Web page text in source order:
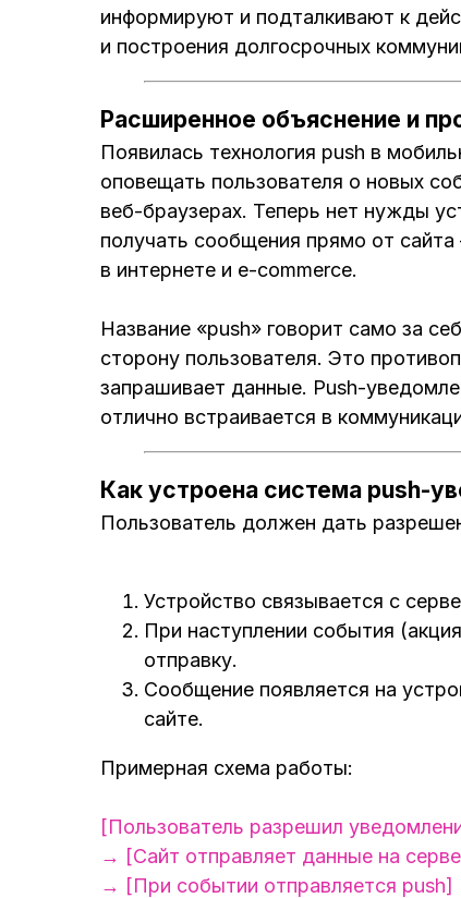
информируют и подталкивают к
и построения долгосрочных
Расширенное объяснение и
Появилась технология push в
оповещать пользователя о новых
веб-браузерах. Теперь нет нужды
получать сообщения прямо от
в интернете и e-commerce.
Название «push» говорит само за
сторону пользователя. Это
запрашивает данные. Push-
отлично встраивается в
Как устроена система push-
Пользователь должен дать
Устройство связывается с
При наступлении события
отправку.
Сообщение появляется на
сайте.
Примерная схема работы:
[Пользователь разрешил
→ [Сайт отправляет данные на
→ [При событии отправляется push]